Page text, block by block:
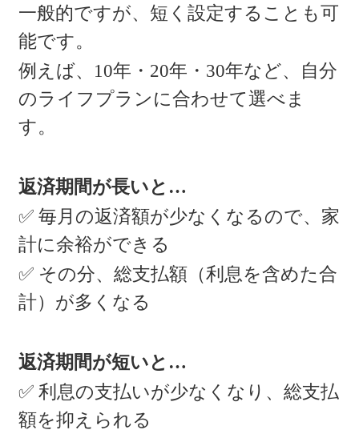
一般的ですが、短く設定することも可
能です。
例えば、10年・20年・30年など、自分
のライフプランに合わせて選べま
す。
返済期間が長いと…
✅ 毎月の返済額が少なくなるので、家
計に余裕ができる
✅ その分、総支払額（利息を含めた合
計）が多くなる
返済期間が短いと…
✅ 利息の支払いが少なくなり、総支払
額を抑えられる